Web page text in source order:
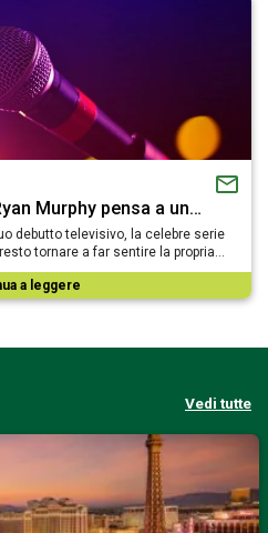
Murphy pensa a un…
debutto televisivo, la celebre serie
tornare a far sentire la propria…
a leggere
Vedi tutte